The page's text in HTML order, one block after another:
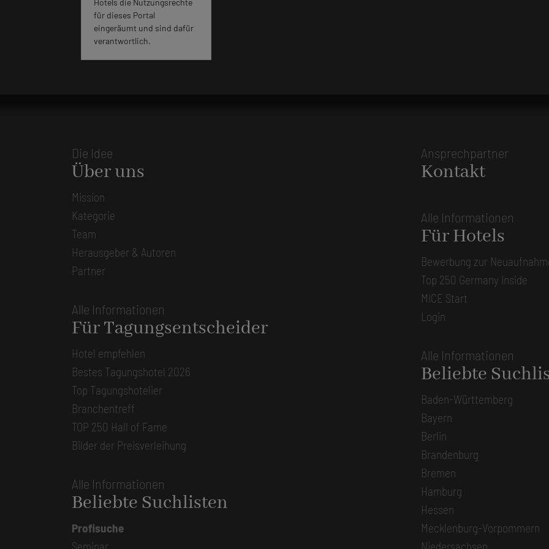
Hotels die Nutzungsrechte
für dieses Portal
eingeräumt und sind dafür
verantwortlich.
Die Idee
Über uns
Mission
Kategorie
Team
Herausgeber & Autoren
Partner
Alle Informationen
Für Tagungsentscheider
Hotel empfehlen
Bestes Tagungshotel 2026
Top Tagungshotelier
Branchentreff
TOP 250 Hall of Fame
Bilder der Preisverleihung
Alle Informationen
Beliebte Suchlisten
Profisuche
Ansprechpartner
Kontakt
Alle Informationen
Für Hotels
Bewerbung zur
Top 250 Germany Inside
MICE Start
Login
Alle Informationen
Beliebte
Baden-Württemberg
Bayern
Berlin
Brandenburg
Bremen
Hamburg
Hessen
Mecklenburg-Vorpommern